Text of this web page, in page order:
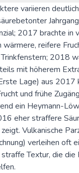
variieren
2017 brachte in
reifere
2018
mit höherem
Lage) aus 2017
und frühe
ein Heymann-
eher straffere
Vulkanische
verleihen oft
Textur, die die